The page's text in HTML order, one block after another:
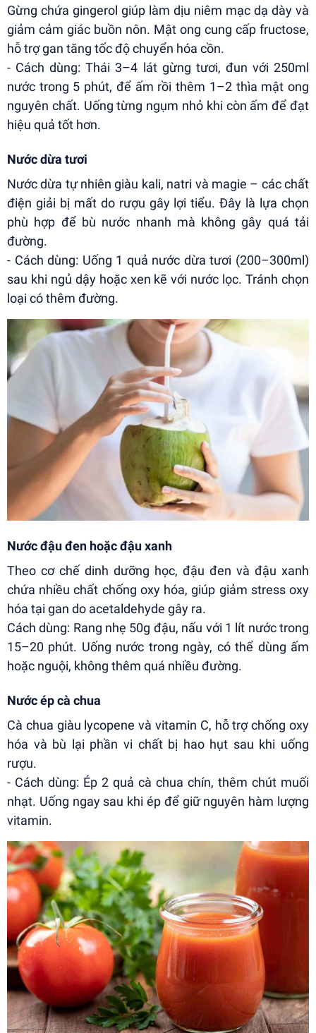
Gừng chứa gingerol giúp làm dịu niêm mạc dạ dày và
giảm cảm giác buồn nôn. Mật ong cung cấp fructose,
hỗ trợ gan tăng tốc độ chuyển hóa cồn.
- Cách dùng: Thái 3–4 lát gừng tươi, đun với 250ml
nước trong 5 phút, để ấm rồi thêm 1–2 thìa mật ong
nguyên chất. Uống từng ngụm nhỏ khi còn ấm để đạt
hiệu quả tốt hơn.
Nước dừa tươi
Nước dừa tự nhiên giàu kali, natri và magie – các chất
điện giải bị mất do rượu gây lợi tiểu. Đây là lựa chọn
phù hợp để bù nước nhanh mà không gây quá tải
đường.
- Cách dùng: Uống 1 quả nước dừa tươi (200–300ml)
sau khi ngủ dậy hoặc xen kẽ với nước lọc. Tránh chọn
loại có thêm đường.
Nước đậu đen hoặc đậu xanh
Theo cơ chế dinh dưỡng học, đậu đen và đậu xanh
chứa nhiều chất chống oxy hóa, giúp giảm stress oxy
hóa tại gan do acetaldehyde gây ra.
Cách dùng: Rang nhẹ 50g đậu, nấu với 1 lít nước trong
15–20 phút. Uống nước trong ngày, có thể dùng ấm
hoặc nguội, không thêm quá nhiều đường.
Nước ép cà chua
Cà chua giàu lycopene và vitamin C, hỗ trợ chống oxy
hóa và bù lại phần vi chất bị hao hụt sau khi uống
rượu.
- Cách dùng: Ép 2 quả cà chua chín, thêm chút muối
nhạt. Uống ngay sau khi ép để giữ nguyên hàm lượng
vitamin.